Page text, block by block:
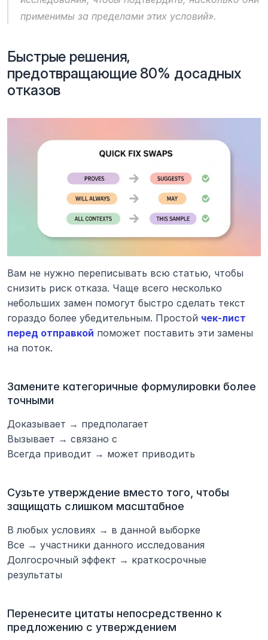
применимы за пределами этих условий».
Быстрые решения,
предотвращающие 80% досадных
отказов
Вам не нужно переписывать всю статью, чтобы
снизить риск отказа. Чаще всего несколько
небольших замен помогут быстро сделать текст
гораздо более убедительным. Простой чек-лист
перед отправкой поможет поставить эти замены
на поток.
Замените категоричные формулировки более
точными
Доказывает → предполагает
Вызывает → связано с
Всегда приводит → может приводить
Сузьте утверждение вместо того, чтобы
защищать слишком масштабное
В любых условиях → в данной выборке
Все → участники данного исследования
Долгосрочный эффект → краткосрочные
результаты
Перенесите цитаты непосредственно к
предложению с утверждением